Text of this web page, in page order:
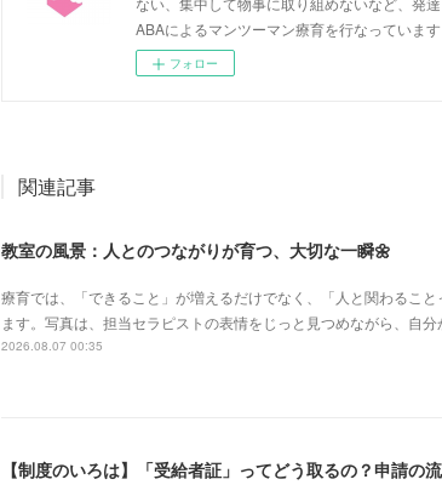
ABAによるマンツーマン療育を行なっています
フォロー
関連記事
教室の風景：人とのつながりが育つ、大切な一瞬🌼
療育では、「できること」が増えるだけでなく、「人と関わるこ
ます。写真は、担当セラピストの表情をじっと見つめながら、自
2026.08.07 00:35
【制度のいろは】「受給者証」ってどう取るの？申請の